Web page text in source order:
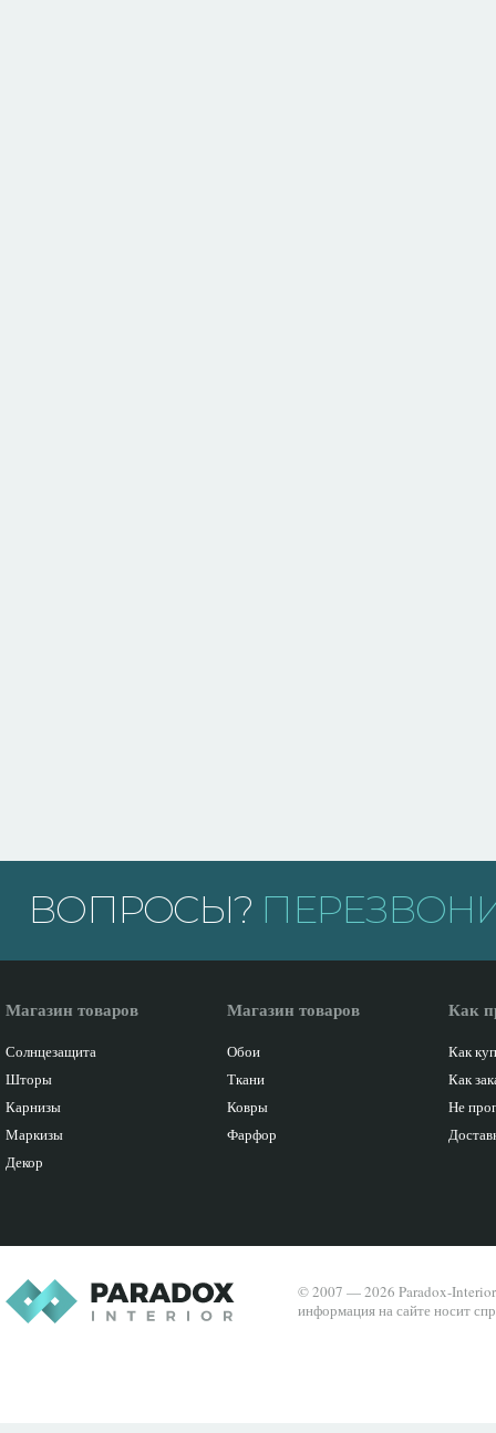
ВОПРОСЫ?
Магазин товаров
Солнцезащита
Шторы
Карнизы
Маркизы
Декор
Магазин товаров
Обои
Ткани
Ковры
Фарфор
Как
Как
Как
Не
© 2007 — 2026 Paradox-
информация на сайте носит